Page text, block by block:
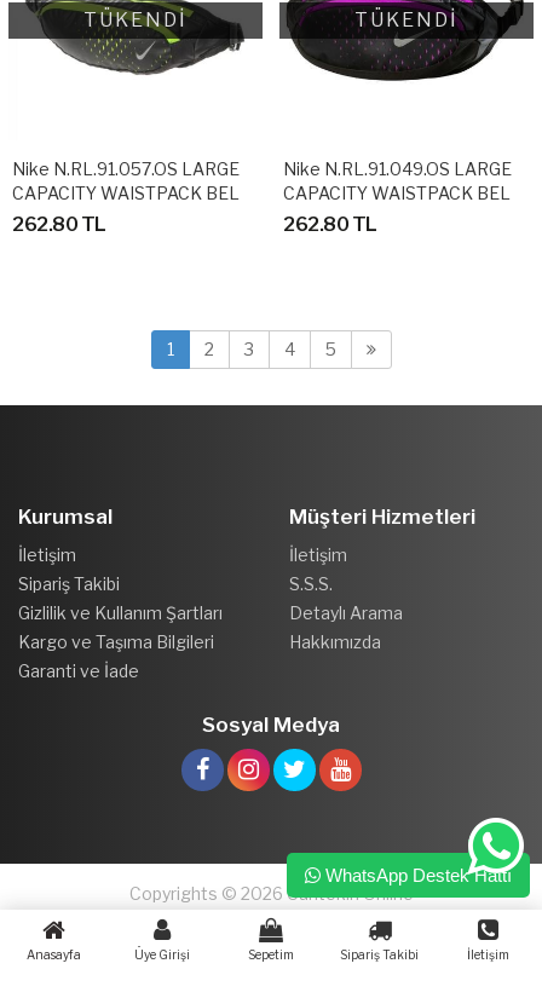
TÜKENDİ
Nike N.RL.91.057.OS LARGE
CAPACITY WAISTPACK BEL
ÇANTASI
262.80 TL
TÜKENDİ
Nike N.RL.91.049.OS LARGE
CAPACITY WAISTPACK BEL
ÇANTASI
262.80 TL
1 2 3 4 5
Kurumsal
İletişim
Sipariş Takibi
Gizlilik ve Kullanım Şartları
Kargo ve Taşıma Bilgileri
Garanti ve İade
Müşteri Hizmetleri
İletişim
S.S.S.
Detaylı Arama
Hakkımızda
Sosyal Medya
Copyrights © 2026 Cantekin Online
Anasayfa Üye Girişi Sepetim Sipariş Takibi İletişim
WhatsApp Destek Hattı